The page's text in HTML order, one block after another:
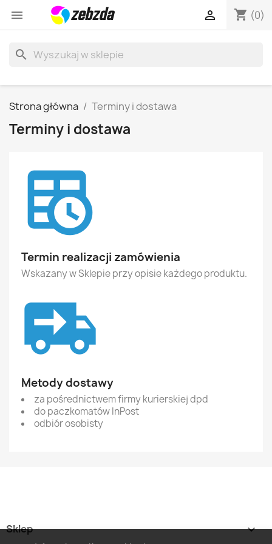
 shopping_cart (0)

search
Strona główna Terminy i dostawa
Terminy i dostawa
Termin realizacji zamówienia
Wskazany w Sklepie przy opisie każdego produktu.
Metody dostawy
za pośrednictwem firmy kurierskiej dpd
do paczkomatów InPost
odbiór osobisty
Sklep 